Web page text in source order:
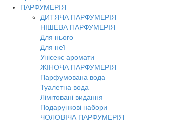
ПАРФУМЕРІЯ
ДИТЯЧА ПАРФУМЕРІЯ
НІШЕВА ПАРФУМЕРІЯ
Для нього
Для неї
Унісекс аромати
ЖІНОЧА ПАРФУМЕРІЯ
Парфумована вода
Туалетна вода
Лімітовані видання
Подарункові набори
ЧОЛОВІЧА ПАРФУМЕРІЯ